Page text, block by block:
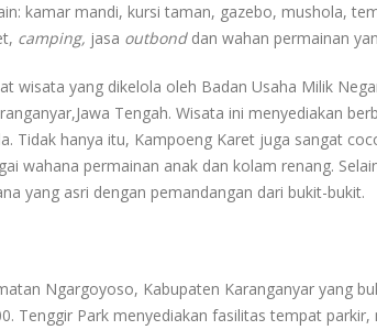
kamar mandi, kursi taman, gazebo, mushola,
camping, jasa outbonddan wahan permainan
wisata yang dikelola oleh Badan Usaha Milik
Tengah. Wisata ini menyediakan
Tidak hanya itu, Kampoeng Karet juga sangat
wahana permainan anak dan kolam renang.
yang asri dengan pemandangan dari bukit-bukit.
Ngargoyoso, Kabupaten Karanganyar yang
Tenggir Park menyediakan fasilitas tempat